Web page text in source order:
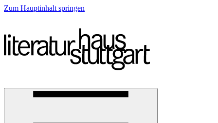
Zum Hauptinhalt springen